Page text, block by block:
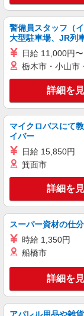
ィ
キー
派遣社員
株式会社シエロ
万
派遣社員
株式会社シエロ
（
紹介予定派遣
株式会社シエロ
警備員スタッフ（
大型駐車場、JR列
日給 11,000円
栃木市・小山市
詳細を
マイクロバスにて
イバー
日給 15,850円
箕面市
詳細を
スーパー資材の仕
時給 1,350円
船橋市
詳細を